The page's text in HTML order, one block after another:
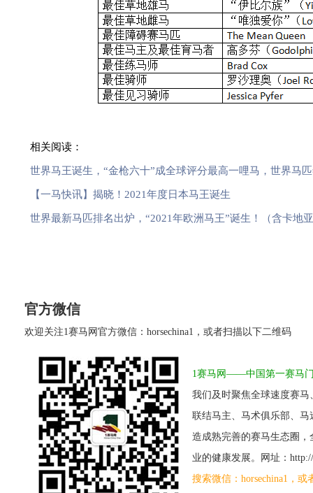
相关阅读：
世界马王诞生，“金枪六十”成全球评分最高一哩马，世界马
【一马快讯】揭晓！2021年度日本马王诞生
世界最新马匹排名出炉，“2021年欧洲马王”诞生！（含卡地
官方微信
欢迎关注1赛马网官方微信：horsechina1，或者扫描以下二维码
1赛马网——中国第一赛马
我们及时聚焦全球速度赛
联结马主、马术俱乐部、
造成熟完善的赛马生态圈
业的健康发展。网址：http://
搜索微信：horsechina1，